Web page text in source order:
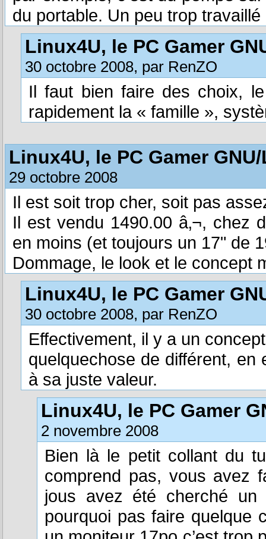
du portable. Un peu trop
Linux4U, le PC Gamer
30 octobre 2008, par RenZO
Il faut bien faire des choix,
rapidement la « famille »,
Linux4U, le PC Gamer
29 octobre 2008
Il est soit trop cher, soit pas
Il est vendu 1490.00 â‚¬, chez
en moins (et toujours un 17" de
Dommage, le look et le concept
Linux4U, le PC Gamer
30 octobre 2008, par RenZO
Effectivement, il y a un
quelquechose de différent,
à sa juste valeur.
Linux4U, le PC Gamer
2 novembre 2008
Bien là le petit collant du
comprend pas, vous avez
jous avez été cherché
pourquoi pas faire quelque